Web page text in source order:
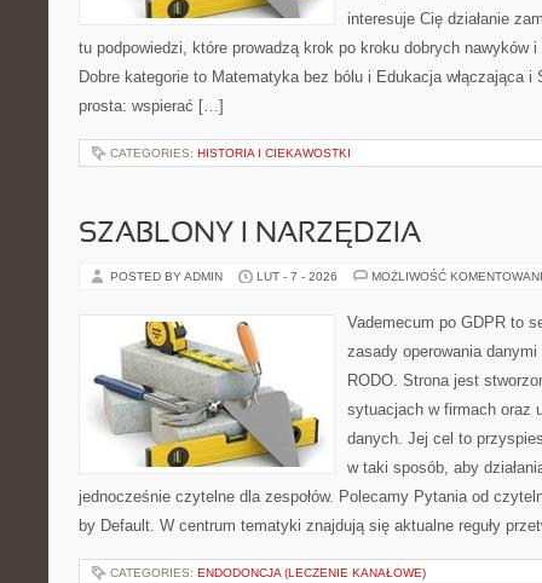
interesuje Cię działanie
tu podpowiedzi, które prowadzą krok po kroku dobrych nawyków
Dobre kategorie to Matematyka bez bólu i Edukacja włączająca
prosta: wspierać […]
CATEGORIES: HISTORIA I CIEKAWOSTKI
SZABLONY I NARZĘDZIA
POSTED BY ADMIN LUT - 7 - 2026 MOŻLIWOŚĆ
Vademecum po GDPR to
zasady operowania
RODO. Strona jest
sytuacjach w firmach oraz
danych. Jej cel to
w taki sposób, aby
jednocześnie czytelne dla zespołów. Polecamy Pytania od
by Default. W centrum tematyki znajdują się aktualne reguły
CATEGORIES: ENDODONCJA (LECZENIE KANAŁOWE)